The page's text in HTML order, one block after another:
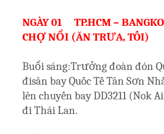
NGÀY 01 TP.HCM –
CHỢ NỔI (ĂN TRƯA, TỐI)
Buổi sáng:Trưởng đoàn đón
đisân bay Quốc Tế Tân Sơn
lên chuyến bay DD3211 (Nok
đi Thái Lan.